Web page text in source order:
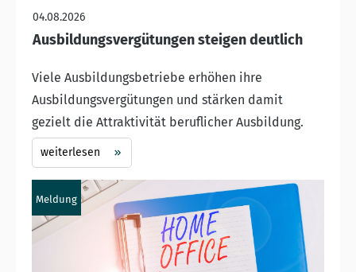
04.08.2026
Ausbildungsvergütungen steigen deutlich
Viele Ausbildungsbetriebe erhöhen ihre
Ausbildungsvergütungen und stärken damit
gezielt die Attraktivität beruflicher Ausbildung.
weiterlesen
Meldung